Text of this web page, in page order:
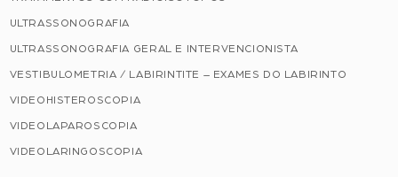
ULTRASSONOGRAFIA
ULTRASSONOGRAFIA GERAL E INTERVENCIONISTA
VESTIBULOMETRIA / LABIRINTITE – EXAMES DO LABIRINTO
VIDEOHISTEROSCOPIA
VIDEOLAPAROSCOPIA
VIDEOLARINGOSCOPIA